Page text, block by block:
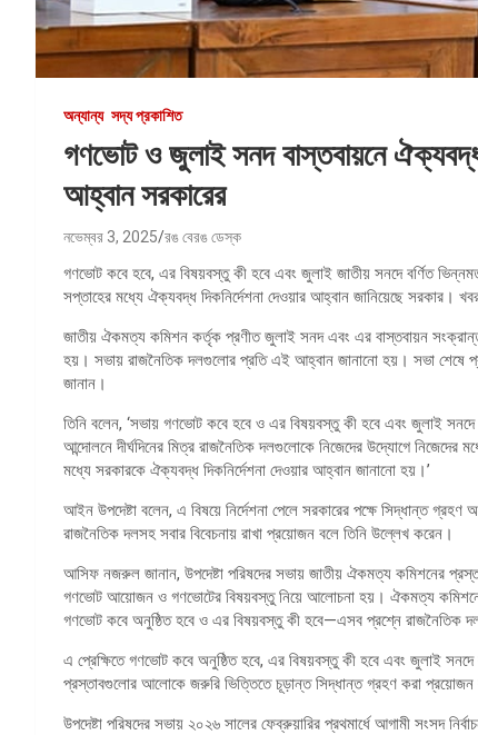
অন্যান্য সদ্য প্রকাশিত
গণভোট ও জুলাই সনদ বাস্তবায়নে ঐক্যবদ্ধ
আহ্বান সরকারের
নভেম্বর 3, 2025 রঙ বেরঙ ডেস্ক
গণভোট কবে হবে, এর বিষয়বস্তু কী হবে এবং জুলাই জাতীয় সনদে বর্ণিত
সপ্তাহের মধ্যে ঐক্যবদ্ধ দিকনির্দেশনা দেওয়ার আহ্বান জানিয়েছে সরকার।
জাতীয় ঐকমত্য কমিশন কর্তৃক প্রণীত জুলাই সনদ এবং এর বাস্তবায়ন সংক্রান্ত
হয়। সভায় রাজনৈতিক দলগুলোর প্রতি এই আহ্বান জানানো হয়। সভা শেষে
জানান।
তিনি বলেন, ‘সভায় গণভোট কবে হবে ও এর বিষয়বস্তু কী হবে এবং জুলাই সনদে
আন্দোলনে দীর্ঘদিনের মিত্র রাজনৈতিক দলগুলোকে নিজেদের উদ্যোগে
মধ্যে সরকারকে ঐক্যবদ্ধ দিকনির্দেশনা দেওয়ার আহ্বান জানানো হয়।’
আইন উপদেষ্টা বলেন, এ বিষয়ে নির্দেশনা পেলে সরকারের পক্ষে সিদ্ধান্ত
রাজনৈতিক দলসহ সবার বিবেচনায় রাখা প্রয়োজন বলে তিনি উল্লেখ করেন।
আসিফ নজরুল জানান, উপদেষ্টা পরিষদের সভায় জাতীয় ঐকমত্য কমিশনের
গণভোট আয়োজন ও গণভোটের বিষয়বস্তু নিয়ে আলোচনা হয়। ঐকমত্য কমিশনে
গণভোট কবে অনুষ্ঠিত হবে ও এর বিষয়বস্তু কী হবে—এসব প্রশ্নে রাজনৈতিক
এ প্রেক্ষিতে গণভোট কবে অনুষ্ঠিত হবে, এর বিষয়বস্তু কী হবে এবং জুলাই
প্রস্তাবগুলোর আলোকে জরুরি ভিত্তিতে চূড়ান্ত সিদ্ধান্ত গ্রহণ করা
উপদেষ্টা পরিষদের সভায় ২০২৬ সালের ফেব্রুয়ারির প্রথমার্ধে আগামী সংসদ